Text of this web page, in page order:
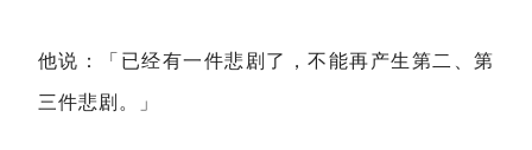
他说：「已经有一件悲剧了，不能再产生第二、第
三件悲剧。」